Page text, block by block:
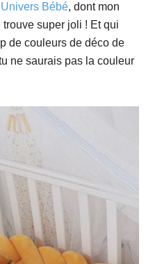
Bébé, dont mon
super joli ! Et qui
de couleurs de déco de
ne saurais pas la couleur